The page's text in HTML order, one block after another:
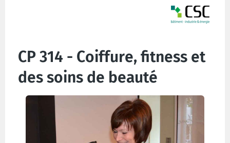
CP 314 - Coiffure, fitness et
des soins de beauté